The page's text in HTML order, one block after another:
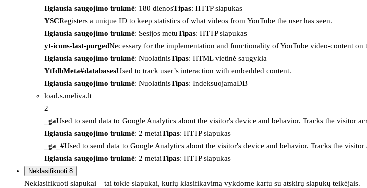
Ilgiausia saugojimo trukmė: 180 dienosTipas: HTTP slapukas
YSCRegisters a unique ID to keep statistics of what videos from YouTube the user has seen.
Ilgiausia saugojimo trukmė: Sesijos metuTipas: HTTP slapukas
yt-icons-last-purgedNecessary for the implementation and functionality of YouTube video-content on
Ilgiausia saugojimo trukmė: NuolatinisTipas: HTML vietinė saugykla
YtIdbMeta#databasesUsed to track user’s interaction with embedded content.
Ilgiausia saugojimo trukmė: NuolatinisTipas: IndeksuojamaDB
load.s.meliva.lt
2
_gaUsed to send data to Google Analytics about the visitor's device and behavior. Tracks the visitor
Ilgiausia saugojimo trukmė: 2 metaiTipas: HTTP slapukas
_ga_#Used to send data to Google Analytics about the visitor's device and behavior. Tracks the
Ilgiausia saugojimo trukmė: 2 metaiTipas: HTTP slapukas
Neklasifikuoti 8
Neklasifikuoti slapukai – tai tokie slapukai, kurių klasifikavimą vykdome kartu su atskirų slapukų teikėjais.